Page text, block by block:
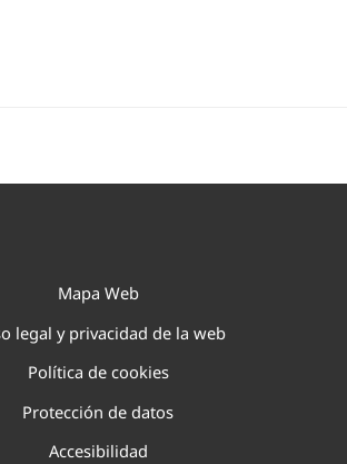
Mapa Web
legal y privacidad de la web
Política de cookies
Protección de datos
Accesibilidad